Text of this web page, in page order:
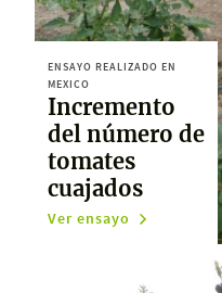
ENSAYO REALIZADO EN
MEXICO
Incremento
del número de
tomates
cuajados
Ver ensayo